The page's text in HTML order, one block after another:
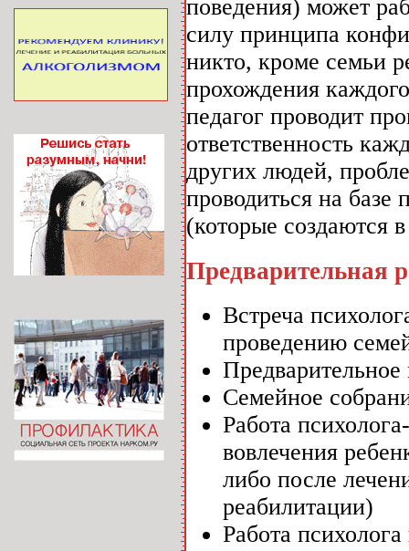
поведения) может
силу принципа
никто, кроме семьи
прохождения
педагог проводит
ответственность
других людей,
проводиться на базе
(которые создаются
Предварительная
Встреча
проведению
Семейное
Работа
вовлечения
либо после
реабилитации)
Работа